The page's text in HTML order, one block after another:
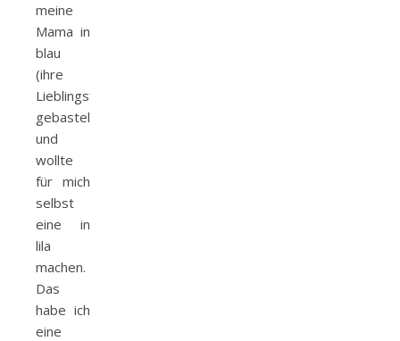
meine
Mama in
blau
(ihre
Lieblingsfarbe)
gebastelt
und
wollte
für mich
selbst
eine in
lila
machen.
Das
habe ich
eine